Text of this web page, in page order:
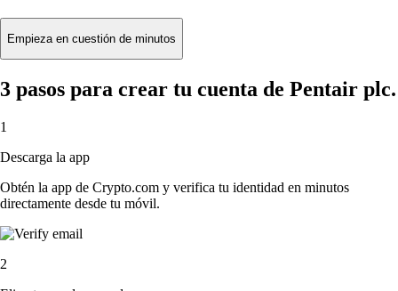
Empieza en cuestión de minutos
3 pasos para crear tu cuenta de Pentair plc.
1
Descarga la app
Obtén la app de Crypto.com y verifica tu identidad en minutos
directamente desde tu móvil.
2